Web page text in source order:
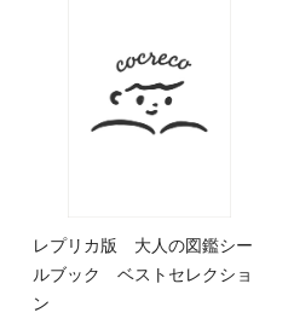
レプリカ版 大人の図鑑シー
ルブック ベストセレクショ
ン